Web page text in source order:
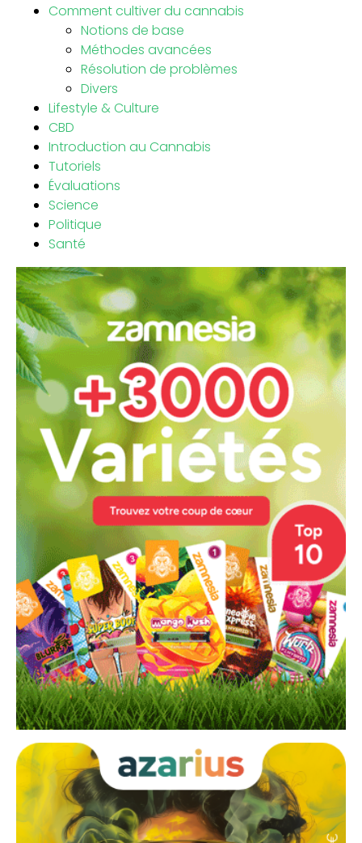
Comment cultiver du cannabis
Notions de base
Méthodes avancées
Résolution de problèmes
Divers
Lifestyle & Culture
CBD
Introduction au Cannabis
Tutoriels
Évaluations
Science
Politique
Santé